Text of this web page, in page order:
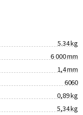
5.34 kg
6 000 mm
1,4 mm
6060
0,89 kg
5,34 kg